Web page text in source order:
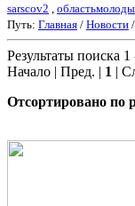
sarscov2
Путь: Главная / Новости /
Результаты поиска 1
Начало | Пред. | 1 |
Отсортировано по